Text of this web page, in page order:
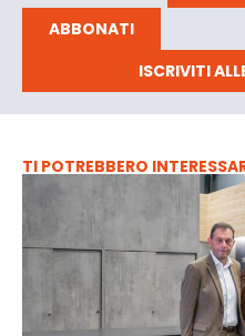
ABBONATI
ISCRIVITI
TI POTREBBERO